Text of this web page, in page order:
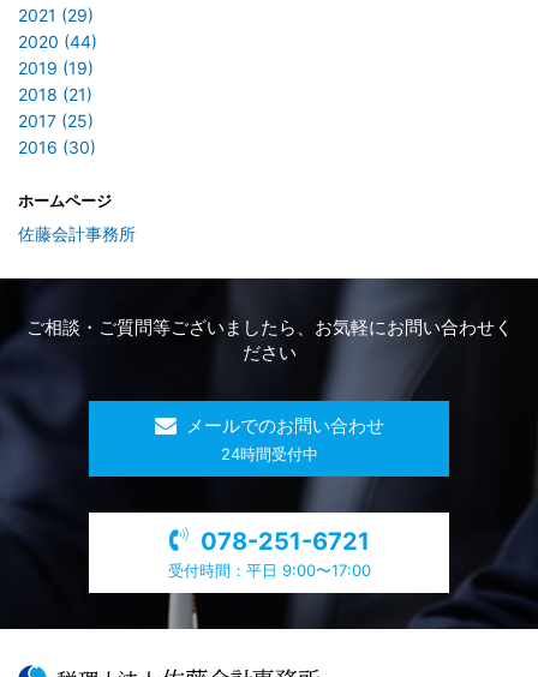
2021 (29)
2020 (44)
2019 (19)
2018 (21)
2017 (25)
2016 (30)
ホームページ
佐藤会計事務所
ご相談・ご質問等ございましたら、お気軽にお問い合わせく
ださい
メールでのお問い合わせ
​24時間受付中
078-251-6721
受付時間：平日 9:00〜17:00